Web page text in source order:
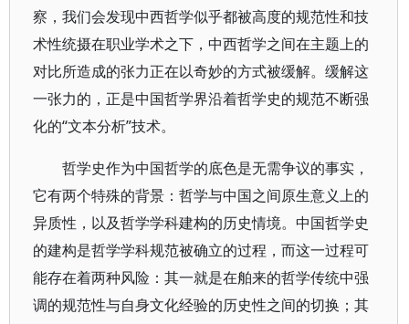
察，我们会发现中西哲学似乎都被高度的规范性和技
术性统摄在职业学术之下，中西哲学之间在主题上的
对比所造成的张力正在以奇妙的方式被缓解。缓解这
一张力的，正是中国哲学界沿着哲学史的规范不断强
化的“文本分析”技术。
哲学史作为中国哲学的底色是无需争议的事实，
它有两个特殊的背景：哲学与中国之间原生意义上的
异质性，以及哲学学科建构的历史情境。中国哲学史
的建构是哲学学科规范被确立的过程，而这一过程可
能存在着两种风险：其一就是在舶来的哲学传统中强
调的规范性与自身文化经验的历史性之间的切换；其